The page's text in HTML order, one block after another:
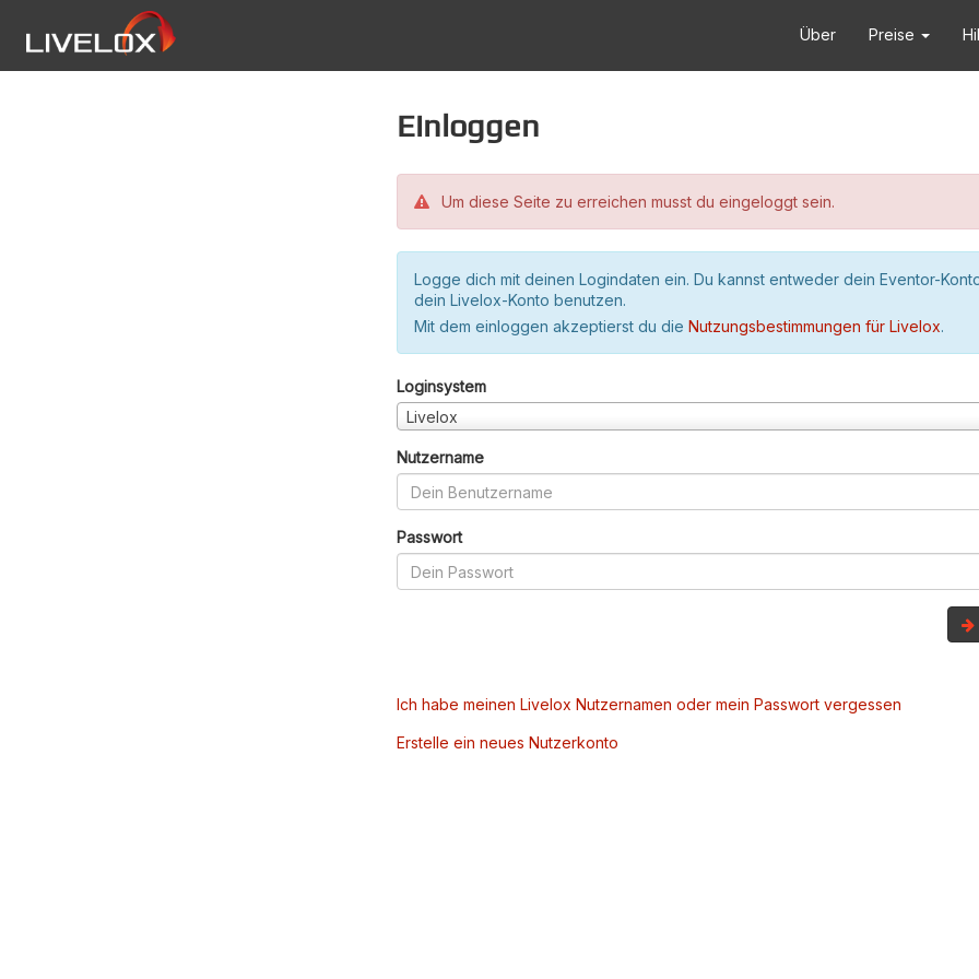
Über Preise
Einloggen
Um diese Seite zu erreichen musst du eingeloggt sein.
Logge dich mit deinen Logindaten ein. Du kannst entweder dein Eventor-
dein Livelox-Konto benutzen.
Mit dem einloggen akzeptierst du die Nutzungsbestimmungen für Livelox.
Loginsystem
Livelox
Nutzername
Passwort
Ich habe meinen Livelox Nutzernamen oder mein Passwort vergessen
Erstelle ein neues Nutzerkonto